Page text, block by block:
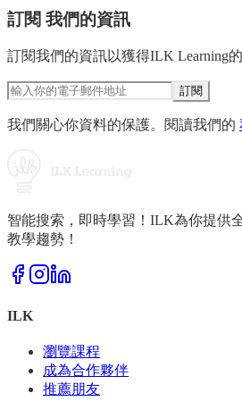
訂閱 我們的資訊
訂閱我們的資訊以獲得ILK Learning
訂閱
我們關心你資料的保護。閱讀我們的
智能搜索，即時學習！ILK為你提供
教學趨勢！
ILK
瀏覽課程
成為合作夥伴
推薦朋友